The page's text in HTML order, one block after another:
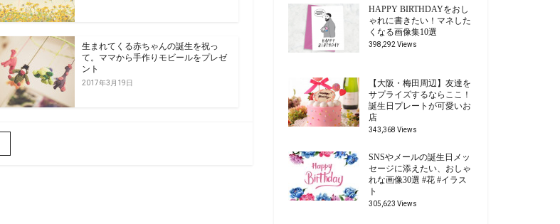
生まれてくる赤ちゃんの誕生を祝っ
て。ママから手作りモビールをプレゼ
ント
2017年3月19日
HAPPY BIRTHDAYをおし
ゃれに書きたい！マネした
くなる画像集10選
398,292 Views
【大阪・梅田周辺】友達を
サプライズするならここ！
誕生日プレートが可愛いお
店
343,368 Views
SNSやメールの誕生日メッ
セージに添えたい、おしゃ
れな画像30選 #花 #イラス
ト
305,623 Views